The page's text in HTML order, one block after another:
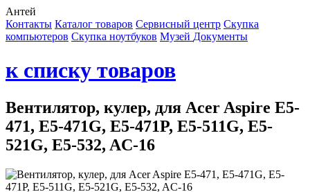
Антей
Контакты Каталог товаров Сервисный центр Cкупка
компьютеров Cкупка ноутбуков Музей Документы
к списку товаров
Вентилятор, кулер, для Acer Aspire E5-
471, E5-471G, E5-471P, E5-511G, E5-
521G, E5-532, AC-16